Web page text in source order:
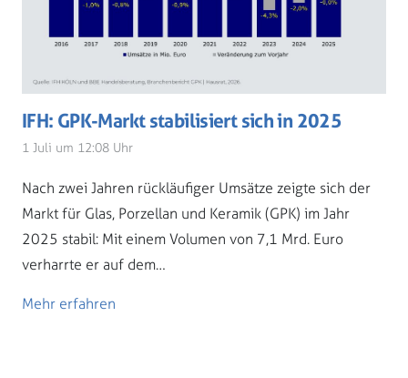
IFH: GPK-Markt stabilisiert sich in 2025
1 Juli um 12:08 Uhr
Nach zwei Jahren rückläufiger Umsätze zeigte sich der
Markt für Glas, Porzellan und Keramik (GPK) im Jahr
2025 stabil: Mit einem Volumen von 7,1 Mrd. Euro
verharrte er auf dem…
Mehr erfahren